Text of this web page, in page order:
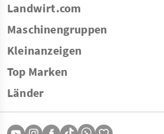
Landwirt.com
Maschinengruppen
Kleinanzeigen
Top Marken
Länder